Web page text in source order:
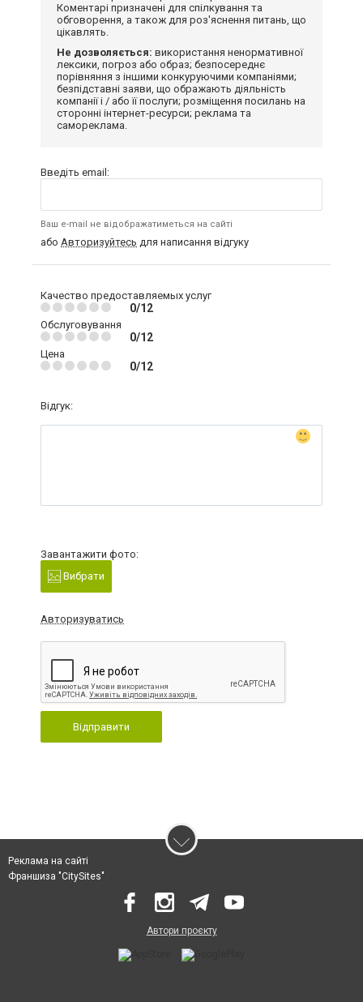
Коментарі призначені для спілкування та
обговорення, а також для роз'яснення питань, що
цікавлять.
Не дозволяється: використання ненормативної
лексики, погроз або образ; безпосереднє
порівняння з іншими конкуруючими компаніями;
безпідставні заяви, що ображають діяльність
компанії і / або її послуги; розміщення посилань на
сторонні інтернет-ресурси; реклама та
самореклама.
Введіть email:
Ваш e-mail не відображатиметься на сайті
або Авторизуйтесь для написання відгуку
Качество предоставляемых услуг
0/12
Обслуговування
0/12
Цена
0/12
Відгук:
Завантажити фото:
Вибрати
Авторизуватись
Відправити
Реклама на сайті
Франшиза "CitySites"
Автори проєкту